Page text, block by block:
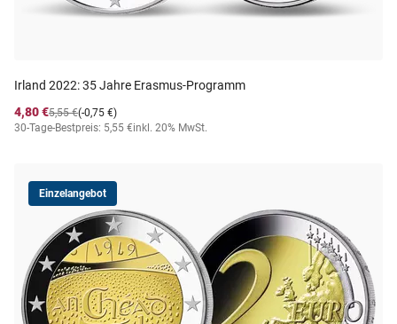
Irland 2022: 35 Jahre Erasmus-Programm
4,80 €
(-0,75 €)
5,55 €
30-Tage-Bestpreis: 5,55 €inkl. 20% MwSt.
Einzelangebot